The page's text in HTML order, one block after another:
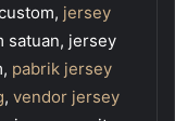
jersey
satuan, jersey
pabrik jersey
, vendor jersey